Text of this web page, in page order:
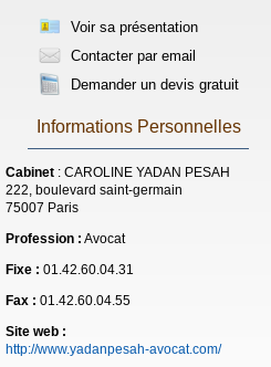
Voir sa présentation
Contacter par email
Demander un devis gratuit
Informations Personnelles
Cabinet : CAROLINE YADAN PESAH
222, boulevard saint-germain
75007 Paris
Profession : Avocat
Fixe : 01.42.60.04.31
Fax : 01.42.60.04.55
Site web :
http://www.yadanpesah-avocat.com/